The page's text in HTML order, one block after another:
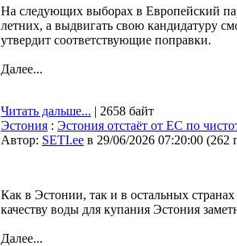
На следующих выборах в Европейский
летних, а выдвигать свою кандидатуру
утвердит соответствующие поправки.
Далее...
Читать дальше... | 2658 байт
Эстония : Эстония отстаёт от ЕС по
Автор: SETI.ee в 29/06/2026 07:20:00 (262
Как в Эстонии, так и в остальных
качеству воды для купания Эстония
Далее...